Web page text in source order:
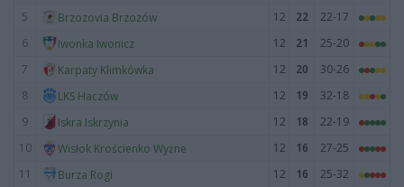
5
Brzozovia Brzozów 12 22
22-17
6
Iwonka Iwonicz 12 21
25-20
7
Karpaty Klimkówka 12 20
30-26
8
LKS Haczów 12 19
32-18
9
Iskra Iskrzynia 12 18
22-19
10
Wisłok Krościenko Wyżne 12 16
27-25
11
Burza Rogi 12 16 25-32